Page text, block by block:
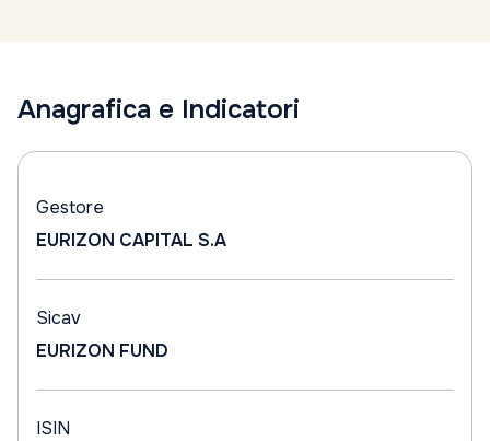
Anagrafica e Indicatori
Gestore
EURIZON CAPITAL S.A
Sicav
EURIZON FUND
ISIN